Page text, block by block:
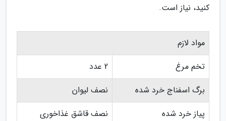
کنید، نیاز است.
مواد لازم
تخم مرغ
2 عدد
برگ اسفناج خرد شده
نصف لیوان
پیاز خرد شده
نصف قاشق غذاخوری